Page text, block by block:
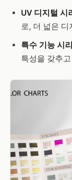
UV 디지털 시
로, 더 넓은
특수 기능 시
특성을 갖추